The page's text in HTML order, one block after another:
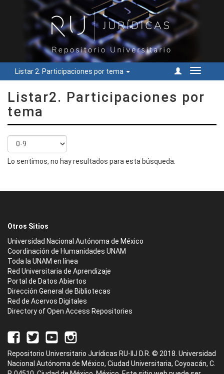
Listar 2. Participaciones por tema
Cambiar
Listar2. Participaciones por
tema
Lo sentimos, no hay resultados para esta búsqueda.
Otros Sitios
Universidad Nacional Autónoma de México
Coordinación de Humanidades UNAM
Toda la UNAM en línea
Red Universitaria de Aprendizaje
Portal de Datos Abiertos
Dirección General de Bibliotecas
Red de Acervos Digitales
Directory of Open Access Repositories
Repositorio Universitario Jurídicas RU-IIJ D.R. © 2018. Universidad
Nacional Autónoma de México, Ciudad Universitaria, Coyoacán, C.